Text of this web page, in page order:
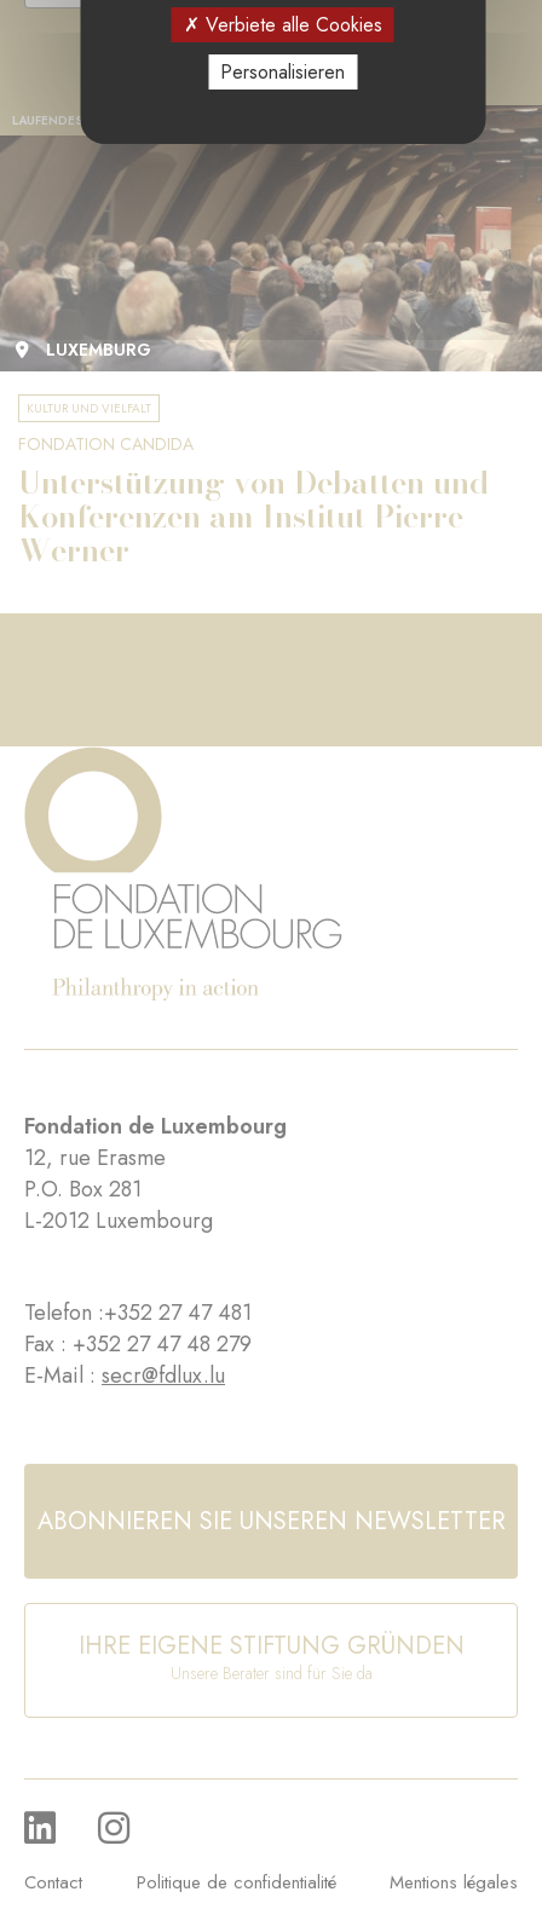
LAUFENDES PROJEKT
LUXEMBURG
KULTUR UND VIELFALT
FONDATION CANDIDA
Unterstützung von Debatten und
Konferenzen am Institut Pierre
Werner
Fondation de Luxembourg
12, rue Erasme
P.O. Box 281
L-2012 Luxembourg
Telefon :+352 27 47 481
Fax : +352 27 47 48 279
E-Mail : secr@fdlux.lu
ABONNIEREN SIE UNSEREN NEWSLETTER
IHRE EIGENE STIFTUNG GRÜNDEN
Unsere Berater sind für Sie da
Contact Politique de confidentialité Mentions légales
Verbiete alle Cookies
Personalisieren